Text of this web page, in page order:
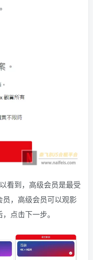
看到，高级会员是最受
，高级会员可以观影
点击下一步。